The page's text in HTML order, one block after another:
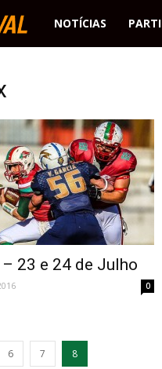
Salão
NOTÍCIAS
– 23 e 24 de Julho
0
6 7 8